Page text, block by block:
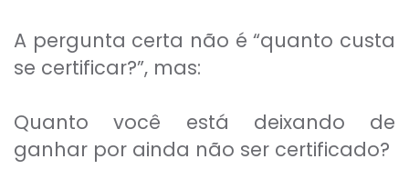
A pergunta certa não é “quanto custa
se certificar?”, mas:
Quanto você está deixando de
ganhar por ainda não ser certificado?